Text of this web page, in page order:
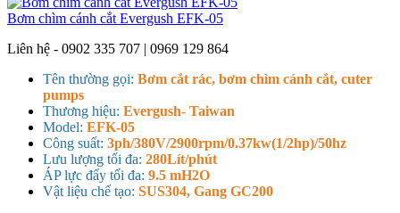
Bơm chìm cánh cắt Evergush EFK-05
Liên hệ - 0902 335 707 | 0969 129 864
Tên thường gọi: Bơm cắt rác, bơm chìm cánh cắt, cuter
pumps
Thương hiệu: Evergush- Taiwan
Model: EFK-05
Công suất: 3ph/380V/2900rpm/0.37kw(1/2hp)/50hz
Lưu lượng tối đa: 280Lít/phút
ÁP lực đẩy tối đa: 9.5 mH2O
Vật liệu chế tạo: SUS304, Gang GC200